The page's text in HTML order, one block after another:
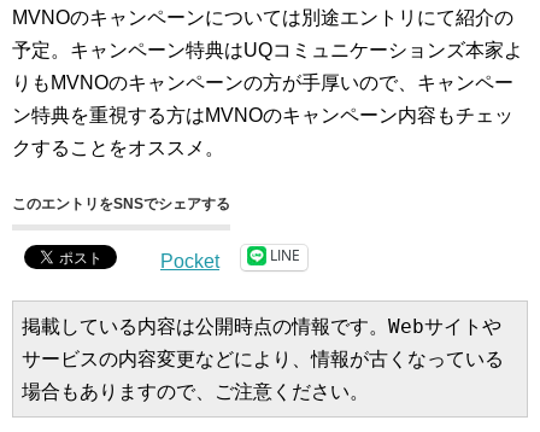
MVNOのキャンペーンについては別途エントリにて紹介の
予定。キャンペーン特典はUQコミュニケーションズ本家よ
りもMVNOのキャンペーンの方が手厚いので、キャンペー
ン特典を重視する方はMVNOのキャンペーン内容もチェッ
クすることをオススメ。
このエントリをSNSでシェアする
Pocket LINE
掲載している内容は公開時点の情報です。Webサイトや
サービスの内容変更などにより、情報が古くなっている
場合もありますので、ご注意ください。